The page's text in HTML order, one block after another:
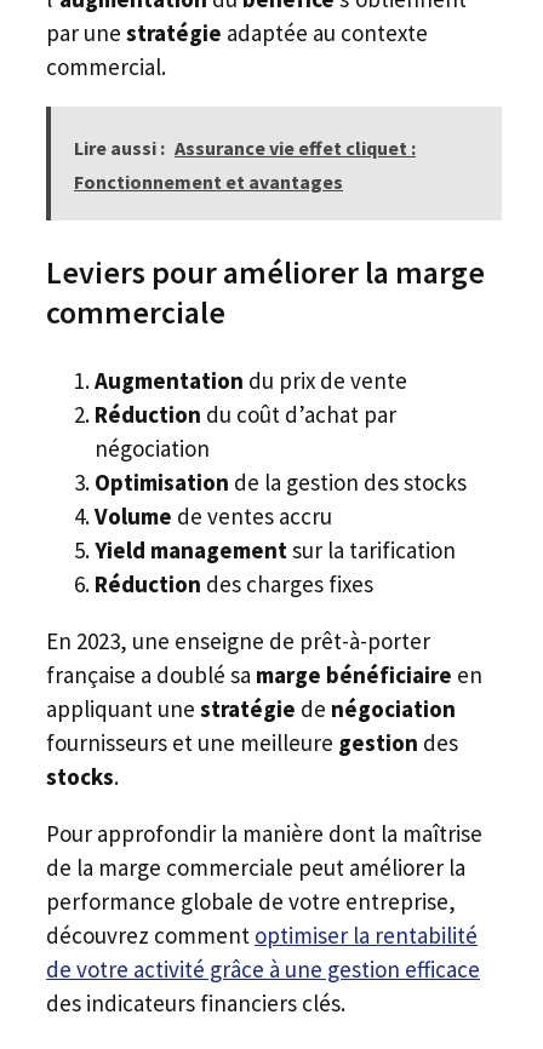
par une stratégie adaptée au contexte
commercial.
Lire aussi : Assurance vie effet cliquet :
Fonctionnement et avantages
Leviers pour améliorer la marge
commerciale
Augmentation du prix de vente
Réduction du coût d’achat par
négociation
Optimisation de la gestion des stocks
Volume de ventes accru
Yield management sur la tarification
Réduction des charges fixes
En 2023, une enseigne de prêt-à-porter
française a doublé sa marge bénéficiaire en
appliquant une stratégie de négociation
fournisseurs et une meilleure gestion des
stocks.
Pour approfondir la manière dont la maîtrise
de la marge commerciale peut améliorer la
performance globale de votre entreprise,
découvrez comment optimiser la rentabilité
de votre activité grâce à une gestion efficace
des indicateurs financiers clés.